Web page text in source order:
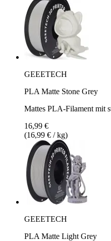
GEEETECH
PLA Matte Stone Grey
Mattes PLA-Filament mit
16,99 €
(16,99 € / kg)
GEEETECH
PLA Matte Light Grey